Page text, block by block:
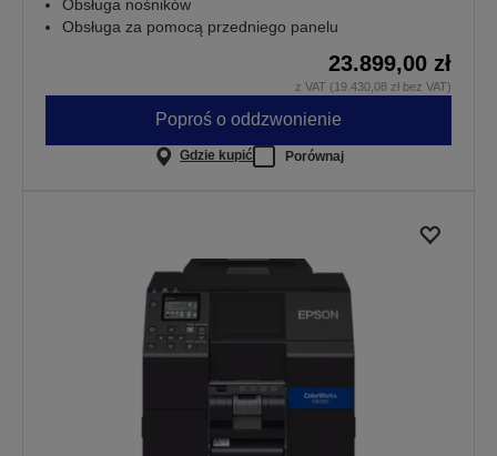
Obsługa nośników
Obsługa za pomocą przedniego panelu
23.899,00 zł
z VAT (19.430,08 zł bez VAT)
Poproś o oddzwonienie
Gdzie kupić Porównaj